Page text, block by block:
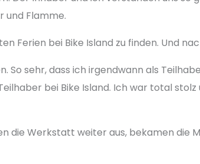
und Flamme.
bei Bike Island zu finden. Und
sehr, dass ich irgendwann als
bei Bike Island. Ich war total
Werkstatt weiter aus, bekamen die